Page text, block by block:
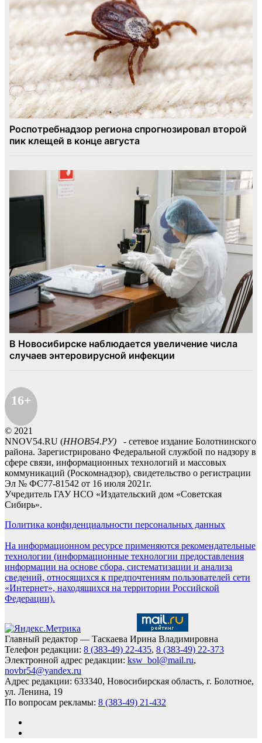
16+
© 2021
NNOV54.RU (ННОВ54.РУ) - сетевое издание Болотнинского
района. Зарегистрировано Федеральной службой по надзору в
сфере связи, информационных технологий и массовых
коммуникаций (Роскомнадзор), свидетельство о регистрации
Эл № ФС77-81542 от 16 июля 2021г.
Учредитель ГАУ НСО «Издательский дом «Советская
Сибирь».
Политика конфиденциальности персональных данных
На информационном ресурсе применяются рекомендательные
технологии (информационные технологии предоставления
информации на основе сбора, систематизации и анализа
сведений, относящихся к предпочтениям пользователей сети
«Интернет», находящихся на территории Российской
Федерации).
Главный редактор — Таскаева Ирина Владимировна
Телефон редакции: 8 (383-49) 22-435, 8 (383-49) 22-373
Электронной адрес редакции: ksw_bol@mail.ru,
novbr54@yandex.ru
Адрес редакции: 633340, Новосибирская область, г. Болотное,
ул. Ленина, 19
По вопросам рекламы: 8 (383-49) 21-432